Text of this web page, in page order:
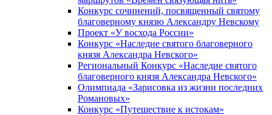
Конкурс сочинений, посвященный святому
благоверному князю Александру Невскому
Проект «У восхода России»
Конкурс «Наследие святого благоверного
князя Александра Невского»
Региональный Конкурс «Наследие святого
благоверного князя Александра Невского»
Олимпиада «Зарисовка из жизни последних
Романовых»
Конкурс «Путешествие к истокам»